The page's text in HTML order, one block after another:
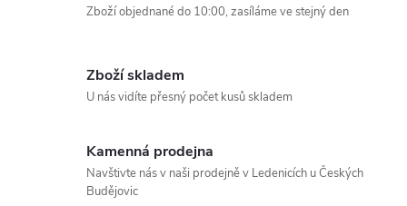
Zboží objednané do 10:00, zasíláme ve stejný den
Zboží skladem
U nás vidíte přesný počet kusů skladem
Kamenná prodejna
Navštivte nás v naši prodejně v Ledenicích u Českých
Budějovic